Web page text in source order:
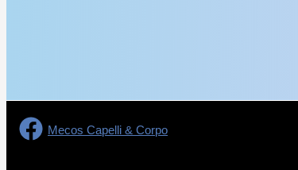
Mecos Capelli & Corpo